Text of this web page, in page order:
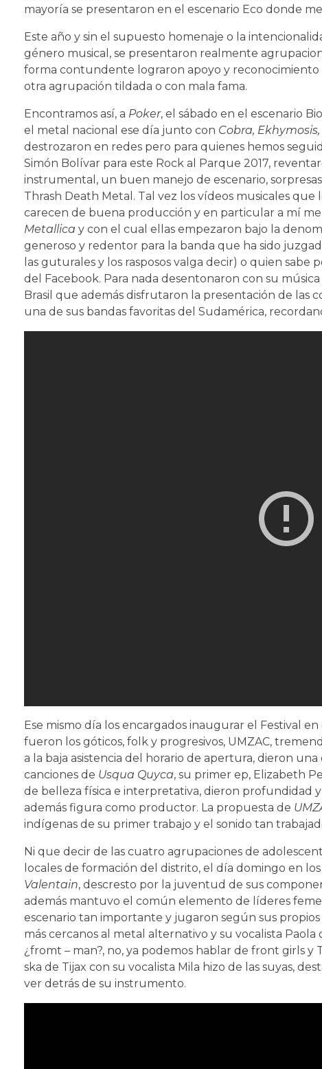
mayoría se presentaron en el escenario Eco donde
Este año y sin el supuesto homenaje o la
género musical, se presentaron realmente
forma contundente lograron apoyo y
otra agrupación tildada o con mala fama.
Encontramos así, a Poker, el sábado en el escenario
el metal nacional ese día junto con Cobra,
destrozaron en redes pero para quienes hemos
Simón Bolívar para este Rock al Parque 2017,
instrumental, un buen manejo de escenario,
Thrash Death Metal. Tal vez los vídeos musicales que
carecen de buena producción y en particular a mí
Metallica y con el cual ellas empezaron bajo la
generoso y redentor para la banda que ha sido
las guturales y los rasposos valga decir) o quien
del Facebook. Para nada desentonaron con su
Brasil que además disfrutaron la presentación de las
una de sus bandas favoritas del Sudamérica,
Ese mismo día los encargados inaugurar el Festival
fueron los góticos, folk y progresivos, UMZAC,
a la baja asistencia del horario de apertura, dieron
canciones de Usqua Quyca, su primer ep, Elizabeth
de belleza física e interpretativa, dieron profundidad
además figura como productor. La propuesta de
indígenas de su primer trabajo y el sonido tan
Ni que decir de las cuatro agrupaciones de
locales de formación del distrito, el día domingo en
Valentain, descresto por la juventud de sus
además mantuvo el común elemento de líderes
escenario tan importante y jugaron según sus
más cercanos al metal alternativo y su vocalista
¿fromt – man?, no, ya podemos hablar de front girls y
ska de Tijax con su vocalista Mila hizo de las suyas,
ver detrás de su instrumento.